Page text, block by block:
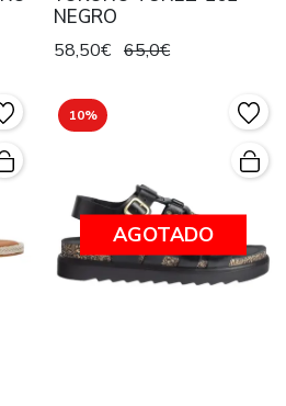
NEGRO
58,50€ 65,0€
10%
AGOTADO